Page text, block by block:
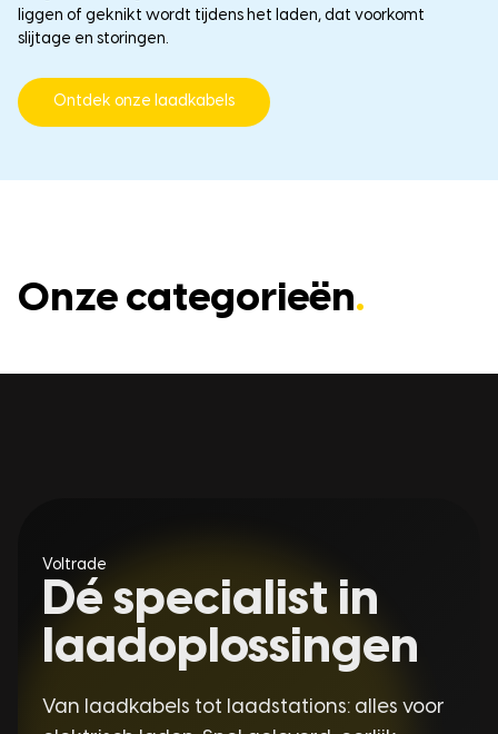
liggen of geknikt wordt tijdens het laden, dat voorkomt
slijtage en storingen.
Ontdek onze laadkabels
Onze categorieën.
Voltrade
Dé specialist in
laadoplossingen
Van laadkabels tot laadstations: alles voor